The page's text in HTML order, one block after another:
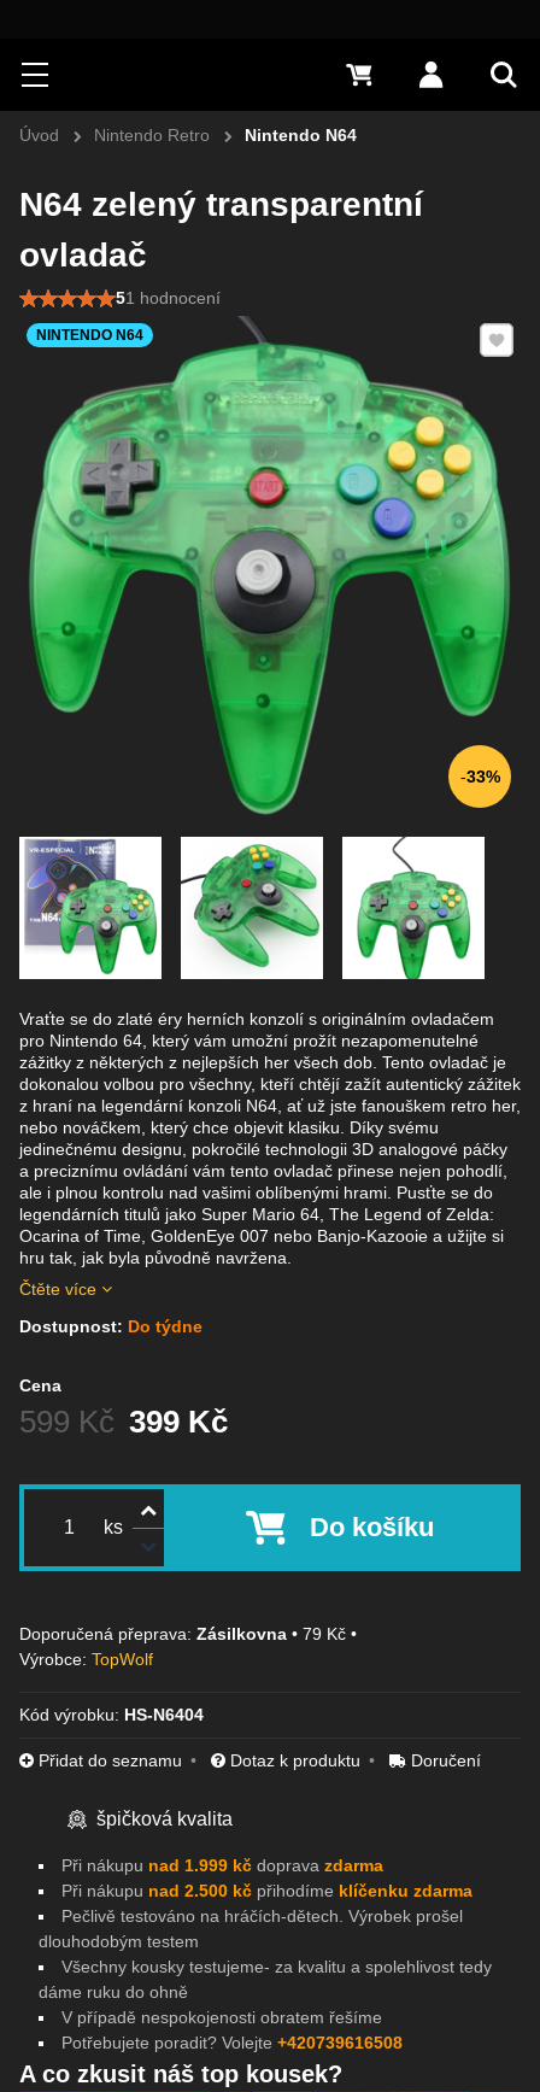
Hledat
Menu Přihlásit
0 Kč
Úvod Nintendo Retro Nintendo N64
N64 zelený transparentní
ovladač
Vraťte se do zlaté éry herních konzolí s originálním ovladačem
pro Nintendo 64, který vám umožní prožít nezapomenutelné
zážitky z některých z nejlepších her všech dob. Tento ovladač je
dokonalou volbou pro všechny, kteří chtějí zažít autentický zážitek
z hraní na legendární konzoli N64, ať už jste fanouškem retro her,
nebo nováčkem, který chce objevit klasiku. Díky svému
jedinečnému designu, pokročilé technologii 3D analogové páčky
a preciznímu ovládání vám tento ovladač přinese nejen pohodlí,
ale i plnou kontrolu nad vašimi oblíbenými hrami. Pusťte se do
legendárních titulů jako Super Mario 64, The Legend of Zelda:
Ocarina of Time, GoldenEye 007 nebo Banjo-Kazooie a užijte si
hru tak, jak byla původně navržena.
Čtěte více
51 hodnocení
33%
Přidat
NINTENDO N64
Dostupnost: Do týdne
Cena
399 Kč
Před slevou:
599 Kč
ks Do košíku
Zásilkovna • 79 Kč •
Výrobce: TopWolf
Kód výrobku: HS-N6404
Přidat do seznamu Dotaz k produktu Doručení
špičková kvalita
Při nákupu nad 1.999 kč doprava zdarma
Při nákupu nad 2.500 kč přihodíme klíčenku zdarma
Pečlivě testováno na hráčích-dětech. Výrobek prošel
dlouhodobým testem
Všechny kousky testujeme- za kvalitu a spolehlivost tedy
dáme ruku do ohně
V případě nespokojenosti obratem řešíme
Potřebujete poradit? Volejte +420739616508
A co zkusit náš top kousek?